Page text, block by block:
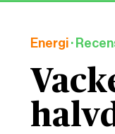
Energi·